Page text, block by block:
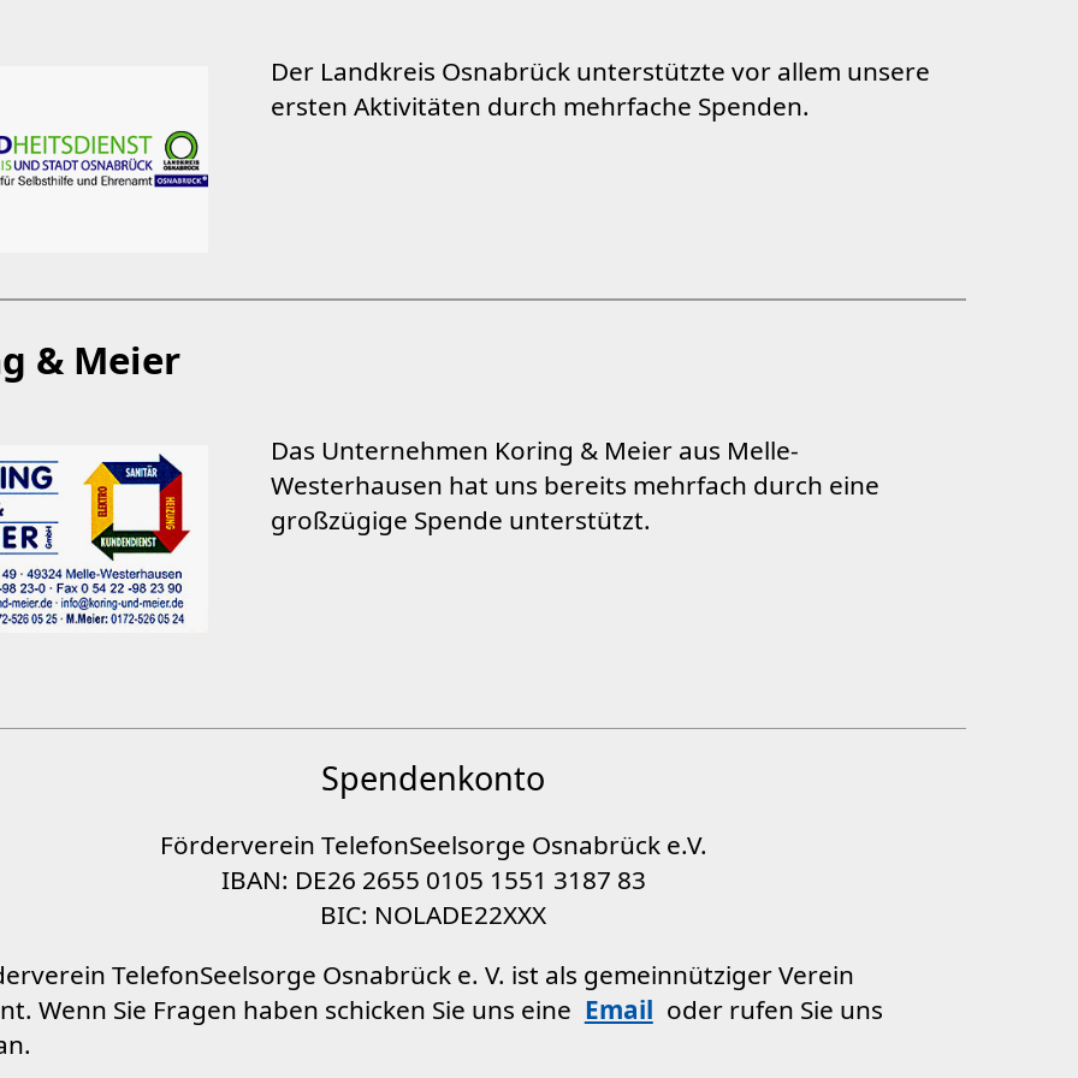
Der Landkreis Osnabrück unterstützte vor allem unsere
ersten Aktivitäten durch mehrfache Spenden.
& Meier
Das Unternehmen Koring & Meier aus Melle-
Westerhausen hat uns bereits mehrfach durch eine
großzügige Spende unterstützt.
Spendenkonto
Förderverein TelefonSeelsorge Osnabrück e.V.
IBAN: DE26 2655 0105 1551 3187 83
BIC: NOLADE22XXX
TelefonSeelsorge Osnabrück e. V. ist als gemeinnütziger Verein
Wenn Sie Fragen haben schicken Sie uns eine Email oder rufen Sie uns